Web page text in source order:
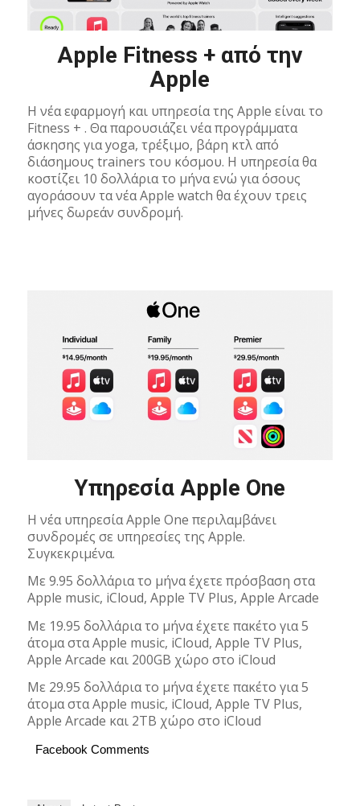
Apple Fitness + από την
Apple
H νέα εφαρμογή και υπηρεσία της Apple είναι το
Fitness + . Θα παρουσιάζει νέα προγράμματα
άσκησης για yoga, τρέξιμο, βάρη κτλ από
διάσημους trainers του κόσμου. H υπηρεσία θα
κοστίζει 10 δολλάρια το μήνα ενώ για όσους
αγοράσουν τα νέα Apple watch θα έχουν τρεις
μήνες δωρεάν συνδρομή.
Υπηρεσία Apple One
Η νέα υπηρεσία Apple One περιλαμβάνει
συνδρομές σε υπηρεσίες της Apple.
Συγκεκριμένα.
Με 9.95 δολλάρια το μήνα έχετε πρόσβαση στα
Apple music, iCloud, Apple TV Plus, Apple Arcade
Με 19.95 δολλάρια το μήνα έχετε πακέτο για 5
άτομα στα Apple music, iCloud, Apple TV Plus,
Apple Arcade και 200GB χώρο στο iCloud
Με 29.95 δολλάρια το μήνα έχετε πακέτο για 5
άτομα στα Apple music, iCloud, Apple TV Plus,
Apple Arcade και 2TB χώρο στο iCloud
Facebook Comments